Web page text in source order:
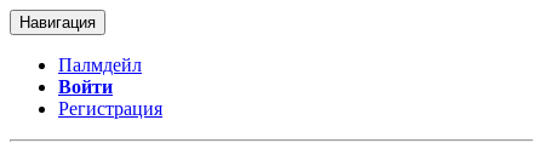
Навигация
Палмдейл
Войти
Регистрация